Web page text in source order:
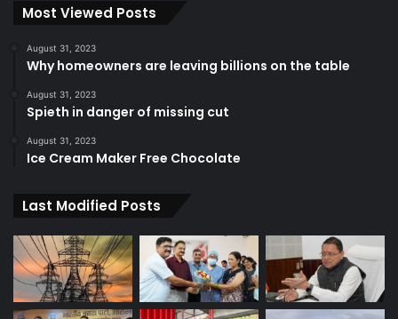
Most Viewed Posts
August 31, 2023
Why homeowners are leaving billions on the table
August 31, 2023
Spieth in danger of missing cut
August 31, 2023
Ice Cream Maker Free Chocolate
Last Modified Posts